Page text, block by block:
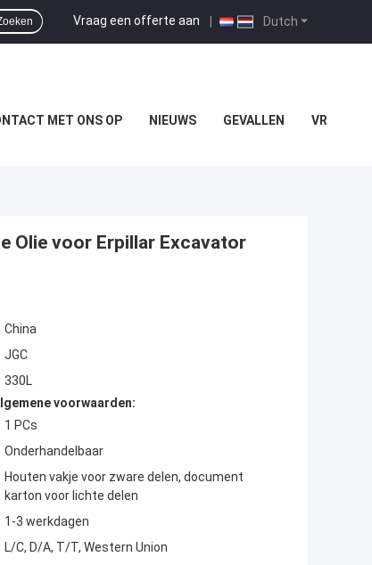
Dutch
Vraag een offerte aan |
MET ONS OP NIEUWS GEVALLEN VR
Olie voor Erpillar Excavator
China
JGC
330L
voorwaarden:
1 PCs
Onderhandelbaar
Houten vakje voor zware delen, document
karton voor lichte delen
1-3 werkdagen
L/C, D/A, T/T, Western Union